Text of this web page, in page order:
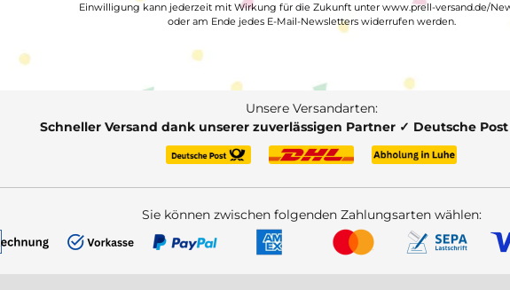
Einwilligung kann jederzeit mit Wirkung für die Zukunft unter www.prell-versand.de/
oder am Ende jedes E-Mail-Newsletters widerrufen werden.
Unsere Versandarten:
Schneller Versand dank unserer zuverlässigen Partner ✓ Deutsche
Sie können zwischen folgenden Zahlungsarten wählen: